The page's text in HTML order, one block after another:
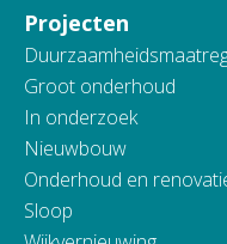
Projecten
Groot onderhoud
In onderzoek
Nieuwbouw
Onderhoud en
Sloop